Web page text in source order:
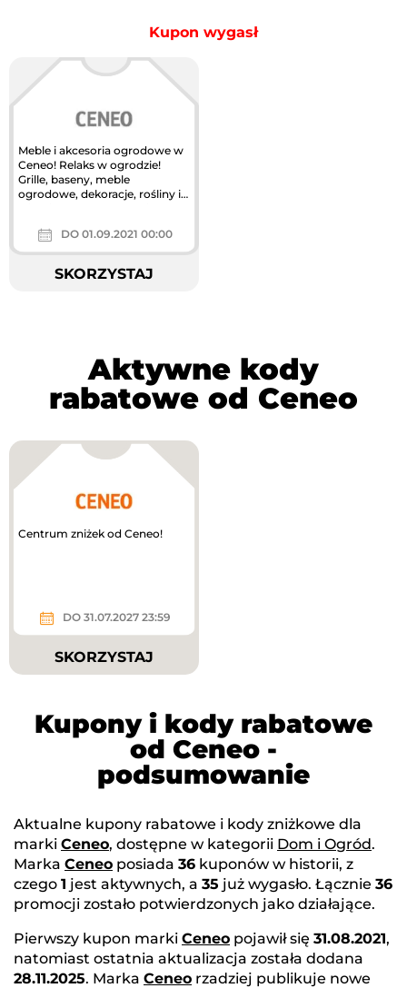
Kupon wygasł
Meble i akcesoria ogrodowe w
Ceneo! Relaks w ogrodzie!
Grille, baseny, meble
ogrodowe, dekoracje, rośliny i
DO 01.09.2021 00:00
SKORZYSTAJ
Aktywne kody
rabatowe od Ceneo
Centrum zniżek od Ceneo!
DO 31.07.2027 23:59
SKORZYSTAJ
Kupony i kody rabatowe
od Ceneo -
podsumowanie
Aktualne kupony rabatowe i kody zniżkowe dla
marki Ceneo, dostępne w kategorii Dom i Ogród.
Marka Ceneo posiada 36 kuponów w historii, z
czego 1 jest aktywnych, a 35 już wygasło. Łącznie 36
promocji zostało potwierdzonych jako działające.
Pierwszy kupon marki Ceneo pojawił się 31.08.2021,
natomiast ostatnia aktualizacja została dodana
28.11.2025. Marka Ceneo rzadziej publikuje nowe